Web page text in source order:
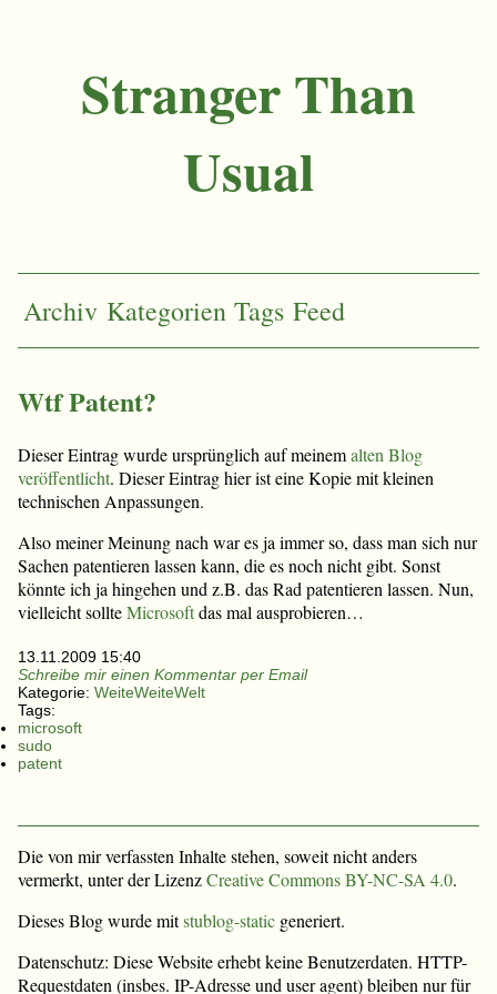
Stranger Than
Usual
Archiv Kategorien Tags Feed
Wtf Patent?
Dieser Eintrag wurde ursprünglich auf meinemalten Blog
veröffentlicht. Dieser Eintrag hier ist eine Kopie mit kleinen
technischen Anpassungen.
Also meiner Meinung nach war es ja immer so, dass man sich nur
Sachen patentieren lassen kann, die es noch nicht gibt. Sonst
könnte ich ja hingehen und z.B. das Rad patentieren lassen. Nun,
vielleicht sollteMicrosoftdas mal ausprobieren…
13.11.2009 15:40
Schreibe mir einen Kommentar per Email
Kategorie: WeiteWeiteWelt
Tags:
microsoft
sudo
patent
Die von mir verfassten Inhalte stehen, soweit nicht anders
vermerkt, unter der LizenzCreative Commons BY-NC-SA 4.0.
Dieses Blog wurde mitstublog-static generiert.
Datenschutz: Diese Website erhebt keine Benutzerdaten. HTTP-
Requestdaten (insbes. IP-Adresse und user agent) bleiben nur für